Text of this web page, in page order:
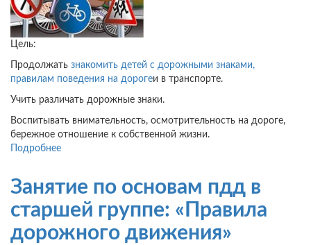
Цель:
Продолжать знакомить детей с дорожными знаками,
правилам поведения на дорогеи в транспорте.
Учить различать дорожные знаки.
Воспитывать внимательность, осмотрительность на дороге,
бережное отношение к собственной жизни.
Подробнее
ПДД
для
детей
средней
Занятие по основам пдд в
старшей группе: «Правила
дорожного движения»